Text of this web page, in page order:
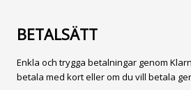
BETALSÄTT
Enkla och trygga betalningar genom
betala med kort eller om du vill betala